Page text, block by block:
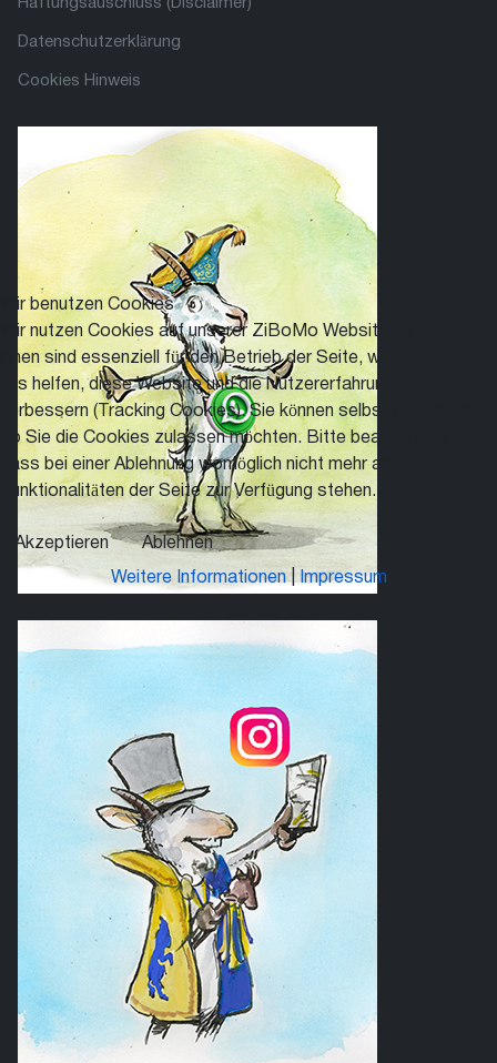
Haftungsauschluss (Disclaimer)
Datenschutzerklärung
Cookies Hinweis
Wir benutzen Cookies
Wir nutzen Cookies auf unserer ZiBoMo Website. Einige von
ihnen sind essenziell für den Betrieb der Seite, während andere
uns helfen, diese Website und die Nutzererfahrung zu
verbessern (Tracking Cookies). Sie können selbst entscheiden,
ob Sie die Cookies zulassen möchten. Bitte beachten Sie,
dass bei einer Ablehnung womöglich nicht mehr alle
Funktionalitäten der Seite zur Verfügung stehen.
Akzeptieren Ablehnen
Weitere Informationen| Impressum